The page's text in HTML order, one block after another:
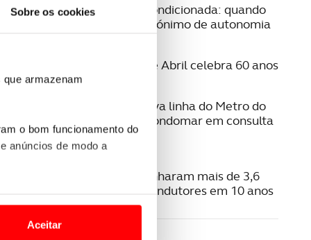
Sobre os cookies
armazenam
o bom funcionamento do
anúncios de modo a
Aceitar
Mobilidade condicionada: quando
conduzir é sinónimo de autonomia
A Ponte 25 de Abril celebra 60 anos
Estudo da nova linha do Metro do
Porto para Gondomar em consulta
pública
Radares apanharam mais de 3,6
milhões de condutores em 10 anos